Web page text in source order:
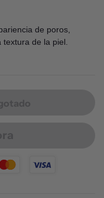
de poros,
de la piel.